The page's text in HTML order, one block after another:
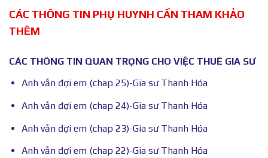
CÁC THÔNG TIN PHỤ HUYNH CẦN THAM KHẢO
THÊM
CÁC THÔNG TIN QUAN TRỌNG CHO VIỆC THUÊ GIA SƯ
Anh vẫn đợi em (chap 25)-Gia sư Thanh Hóa
Anh vẫn đợi em (chap 24)-Gia sư Thanh Hóa
Anh vẫn đợi em (chap 23)-Gia sư Thanh Hóa
Anh vẫn đợi em (chap 22)-Gia sư Thanh Hóa